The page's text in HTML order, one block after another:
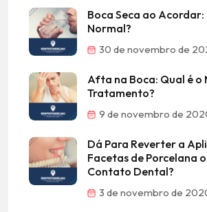
Boca Seca ao Acordar:
Normal?
30 de novembro de
Afta na Boca: Qual é o
Tratamento?
9 de novembro de
Dá Para Reverter a
Facetas de Porcelana
Contato Dental?
3 de novembro de